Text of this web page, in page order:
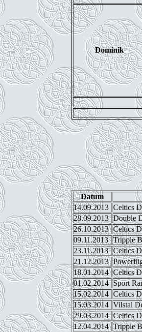
Dominik
Datum
14.09.2013 Celtics
28.09.2013 Double
26.10.2013 Celtics
09.11.2013 Tripple
23.11.2013 Celtics
21.12.2013
18.01.2014 Celtics
01.02.2014 Sport
15.02.2014 Celtics
15.03.2014 Vilstal
29.03.2014 Celtics
12.04.2014 Tripple